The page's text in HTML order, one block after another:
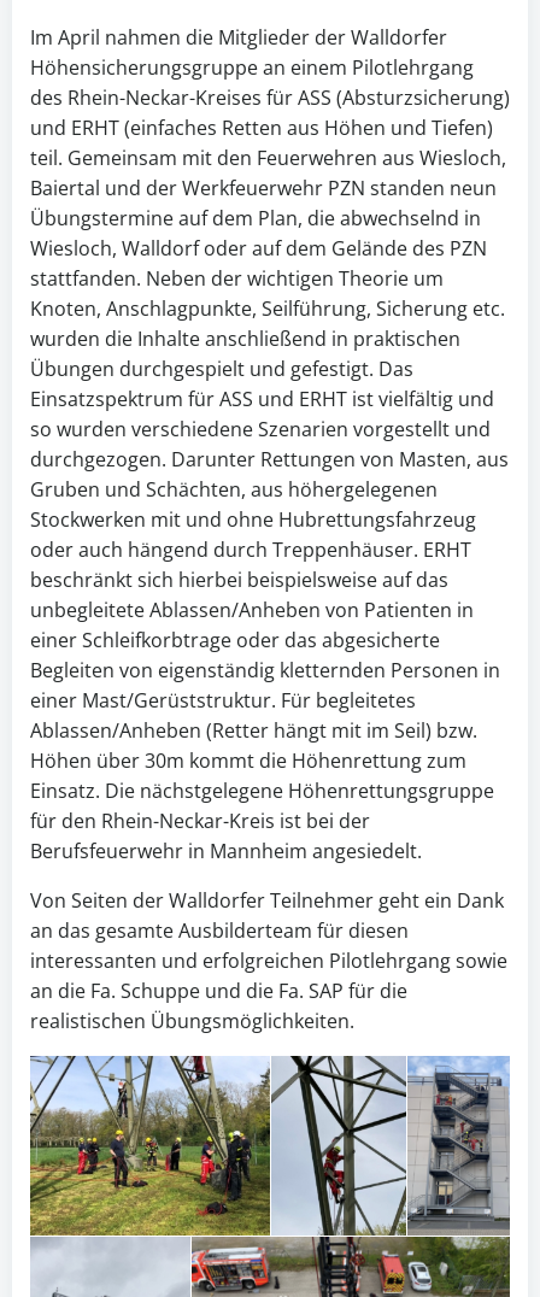
Im April nahmen die Mitglieder der Walldorfer
Höhensicherungsgruppe an einem Pilotlehrgang
des Rhein-Neckar-Kreises für ASS (Absturzsicherung)
und ERHT (einfaches Retten aus Höhen und Tiefen)
teil. Gemeinsam mit den Feuerwehren aus Wiesloch,
Baiertal und der Werkfeuerwehr PZN standen neun
Übungstermine auf dem Plan, die abwechselnd in
Wiesloch, Walldorf oder auf dem Gelände des PZN
stattfanden. Neben der wichtigen Theorie um
Knoten, Anschlagpunkte, Seilführung, Sicherung etc.
wurden die Inhalte anschließend in praktischen
Übungen durchgespielt und gefestigt. Das
Einsatzspektrum für ASS und ERHT ist vielfältig und
so wurden verschiedene Szenarien vorgestellt und
durchgezogen. Darunter Rettungen von Masten, aus
Gruben und Schächten, aus höhergelegenen
Stockwerken mit und ohne Hubrettungsfahrzeug
oder auch hängend durch Treppenhäuser. ERHT
beschränkt sich hierbei beispielsweise auf das
unbegleitete Ablassen/Anheben von Patienten in
einer Schleifkorbtrage oder das abgesicherte
Begleiten von eigenständig kletternden Personen in
einer Mast/Gerüststruktur. Für begleitetes
Ablassen/Anheben (Retter hängt mit im Seil) bzw.
Höhen über 30m kommt die Höhenrettung zum
Einsatz. Die nächstgelegene Höhenrettungsgruppe
für den Rhein-Neckar-Kreis ist bei der
Berufsfeuerwehr in Mannheim angesiedelt.
Von Seiten der Walldorfer Teilnehmer geht ein Dank
an das gesamte Ausbilderteam für diesen
interessanten und erfolgreichen Pilotlehrgang sowie
an die Fa. Schuppe und die Fa. SAP für die
realistischen Übungsmöglichkeiten.